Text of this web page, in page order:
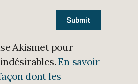
Akismet pour
En savoir
dont les